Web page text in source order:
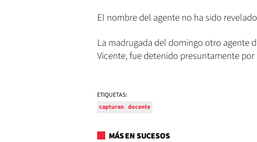
El nombre del agente no ha sido
La madrugada del domingo otro agente
Vicente, fue detenido presuntamente
ETIQUETAS:
capturan docente
MÁS EN SUCESOS